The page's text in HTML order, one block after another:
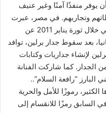
يوفر منفذًا آمنًا وغير عنيف
وتجاربهم. في مصر، عبرت
فنون الجرافيت والخط والفن الشعبي خلال ثورة يناير 2011 عن
بعد سقوط جدار برلين، توافد
لإنشاء جداريات وكتابات
الجدار. كما شاركت الفنانة
البارز “رافعة السلام”..
رموزًا للأمل والحرية
السابق رمزًا للانقسام إلى